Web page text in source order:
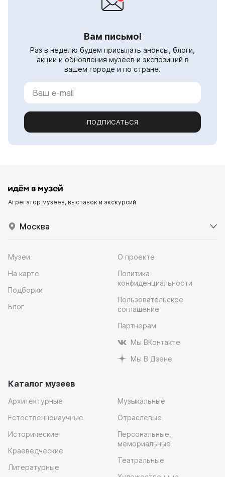
Вам письмо!
Раз в неделю будем присылать анонсы, блоги,
акции и обновления музеев и экспозиций в
вашем городе и по стране.
ПОДПИСАТЬСЯ
Агрегатор музеев, выставок и экскурсий
Москва
Музеи
На карте
Подборки
Блог
О проекте
Политика
конфиденциальности
Пользовательское
соглашение
Партнерам
Мы ВКонтакте
Мы В Дзене
Каталог музеев
Архитектурные
Естественнонаучные
Исторические
Краеведческие
Литературные
Музыкальные
Отраслевые
Персональные,
мемориальные
Театральные